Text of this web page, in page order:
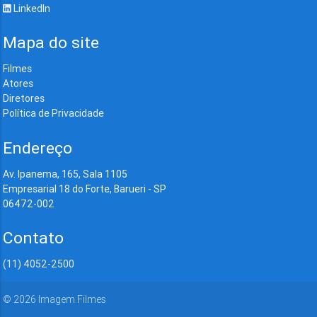
LinkedIn
Mapa do site
Filmes
Atores
Diretores
Política de Privacidade
Endereço
Av. Ipanema, 165, Sala 1105
Empresarial 18 do Forte, Barueri - SP
06472-002
Contato
(11) 4052-2500
© 2026 Imagem Filmes